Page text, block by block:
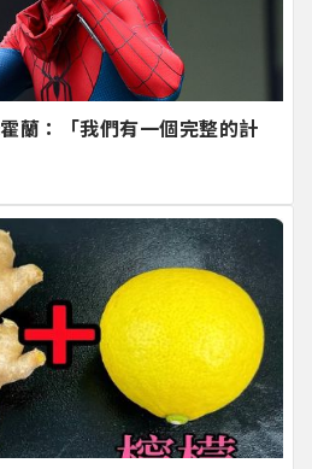
蘭：「我們有一個完整的計